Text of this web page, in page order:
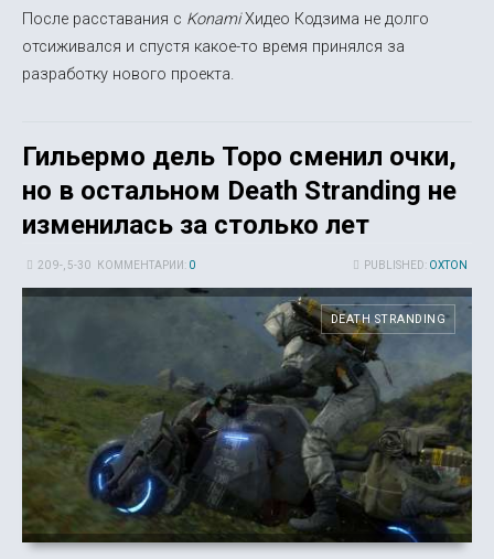
После расставания с KonamiХидео Кодзима не долго
отсиживался и спустя какое-то время принялся за
разработку нового проекта.
Гильермо дель Торо сменил очки,
но в остальном Death Stranding не
изменилась за столько лет
PUBLISHED: OXTON
20 9-, 5-30 КОММЕНТАРИИ: 0
DEATH STRANDING